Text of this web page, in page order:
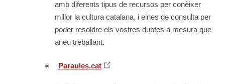
amb diferents tipus de recursos per conèixer
millor la cultura catalana, i eines de consulta per
poder resoldre els vostres dubtes a mesura que
aneu treballant.
∗ Paraules.cat